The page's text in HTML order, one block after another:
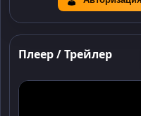
Плеер / Трейлер